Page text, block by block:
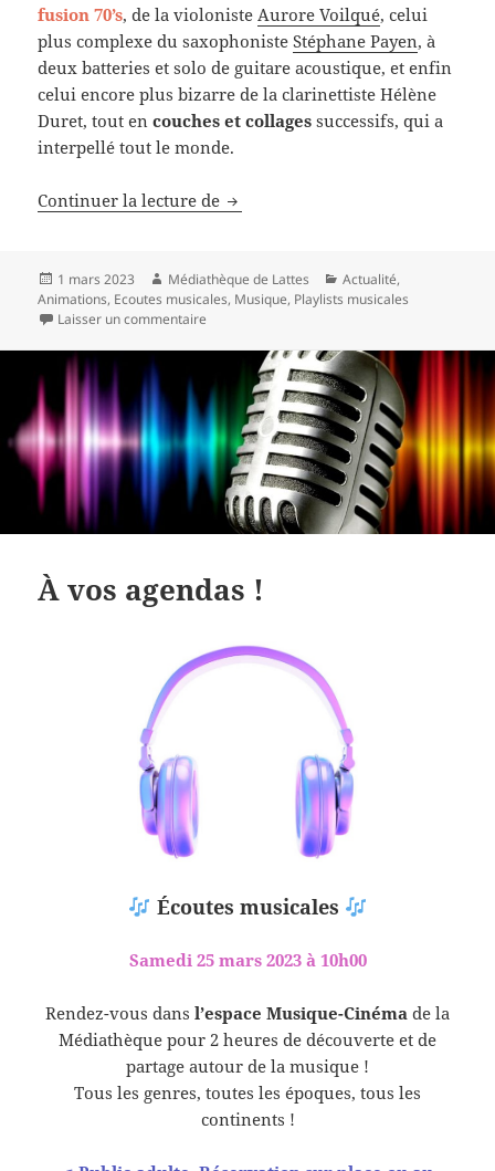
fusion 70’s, de la violoniste Aurore Voilqué, celui
plus complexe du saxophonisteStéphane Payen, à
deux batteries et solo de guitare acoustique, et enfin
celui encore plus bizarre de la clarinettiste Hélène
Duret, tout encouches et collages successifs, qui a
interpellé tout le monde.
Continuer la lecture de Retour sur les écoutes
Publié
le
1 mars 2023 Auteur
Médiathèque de Lattes Catégories
Actualité,
Animations, Ecoutes musicales, Musique, Playlists musicales
Laisser un commentaire
À vos agendas !
Écoutes musicales
Samedi 25 mars 2023 à 10h00
Rendez-vous dans l’espace Musique-Cinéma de la
Médiathèque pour 2 heures de découverte et de
partage autour de la musique !
Tous les genres, toutes les époques, tous les
continents !